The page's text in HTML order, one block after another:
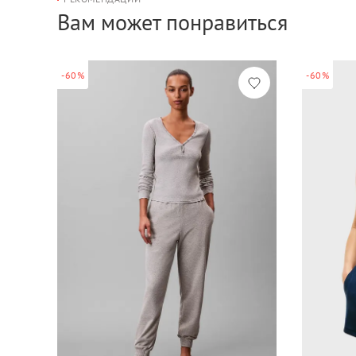
Вам может понравиться
-60% -60%